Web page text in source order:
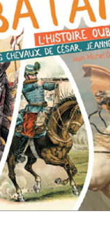
et
de
la